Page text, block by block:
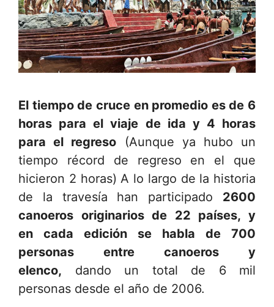
El tiempo de cruce en promedio es de 6
horas para el viaje de ida y 4 horas
para el regreso (Aunque ya hubo un
tiempo récord de regreso en el que
hicieron 2 horas) A lo largo de la historia
de la travesía han participado 2600
canoeros originarios de 22 países, y
en cada edición se habla de 700
personas entre canoeros y
elenco, dando un total de 6 mil
personas desde el año de 2006.